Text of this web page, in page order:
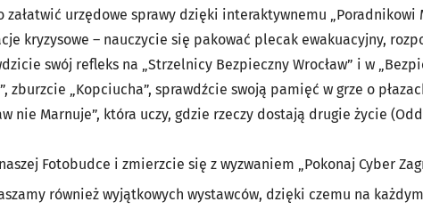
załatwić urzędowe sprawy dzięki interaktywnemu „Poradnikowi
kryzysowe – nauczycie się pakować plecak ewakuacyjny,
swój refleks na „Strzelnicy Bezpieczny Wrocław” i w
zburzcie „Kopciucha”, sprawdźcie swoją pamięć w grze o
nie Marnuje”, która uczy, gdzie rzeczy dostają drugie życie
Fotobudce i zmierzcie się z wyzwaniem „Pokonaj Cyber
również wyjątkowych wystawców, dzięki czemu na